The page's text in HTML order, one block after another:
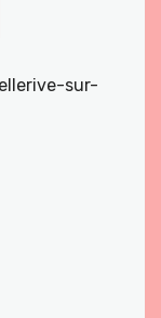
sur-